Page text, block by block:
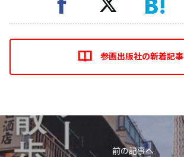
参画出版社の新着記事
前の記事へ